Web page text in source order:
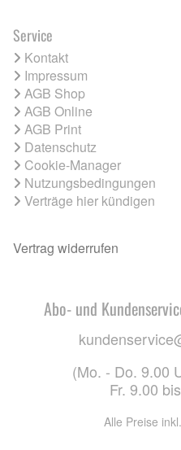
Service
Kontakt
Impressum
AGB Shop
AGB Online
AGB Print
Datenschutz
Cookie-Manager
Nutzungsbedingungen
Verträge hier kündigen
Vertrag widerrufen
Abo- und
(Mo. - Do. 9.00
Fr. 9.00
Alle Preise